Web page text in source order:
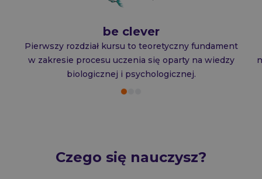
be clever
Pierwszy rozdział kursu to teoretyczny fundament
w zakresie procesu uczenia się oparty na wiedzy
biologicznej i psychologicznej.
Czego się nauczysz?